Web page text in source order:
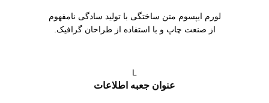
لورم ایپسوم متن ساختگی با تولید سادگی نامفهوم
از صنعت چاپ و با استفاده از طراحان گرافیک.
L
عنوان جعبه اطلاعات